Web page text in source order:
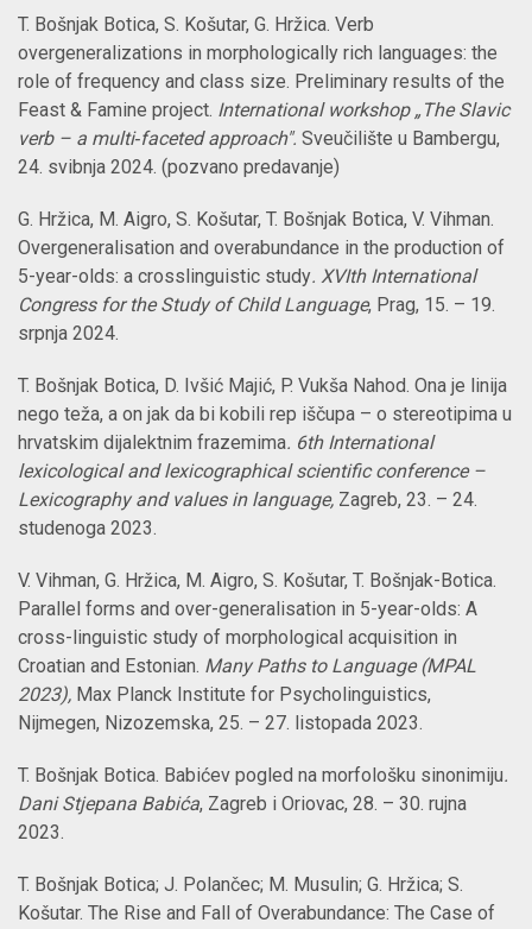
T. Bošnjak Botica, S. Košutar, G. Hržica. Verb
overgeneralizations in morphologically rich languages: the
role of frequency and class size. Preliminary results of the
Feast & Famine project. International workshop „The Slavic
verb – a multi‐faceted approach". Sveučilište u Bambergu,
24. svibnja 2024. (pozvano predavanje)
G. Hržica, M. Aigro, S. Košutar, T. Bošnjak Botica, V. Vihman.
Overgeneralisation and overabundance in the production of
5-year-olds: a crosslinguistic study. XVIth International
Congress for the Study of Child Language, Prag, 15. – 19.
srpnja 2024.
T. Bošnjak Botica, D. Ivšić Majić, P. Vukša Nahod. Ona je linija
nego teža, a on jak da bi kobili rep iščupa – o stereotipima u
hrvatskim dijalektnim frazemima. 6th International
lexicological and lexicographical scientific conference –
Lexicography and values in language, Zagreb, 23. – 24.
studenoga 2023.
V. Vihman, G. Hržica, M. Aigro, S. Košutar, T. Bošnjak-Botica.
Parallel forms and over-generalisation in 5-year-olds: A
cross-linguistic study of morphological acquisition in
Croatian and Estonian. Many Paths to Language (MPAL
2023), Max Planck Institute for Psycholinguistics,
Nijmegen, Nizozemska, 25. – 27. listopada 2023.
T. Bošnjak Botica. Babićev pogled na morfološku sinonimiju.
Dani Stjepana Babića, Zagreb i Oriovac, 28. – 30. rujna
2023.
T. Bošnjak Botica; J. Polančec; M. Musulin; G. Hržica; S.
Košutar. The Rise and Fall of Overabundance: The Case of